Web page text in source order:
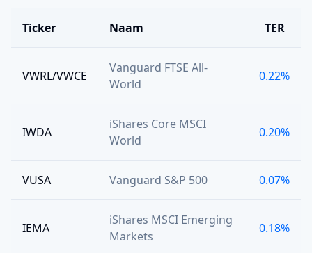
Ticker Naam TER
VWRL/VWCE
Vanguard FTSE All-
World
0.22%
IWDA
iShares Core MSCI
World
0.20%
VUSA Vanguard S&P 500 0.07%
IEMA
iShares MSCI Emerging
Markets
0.18%